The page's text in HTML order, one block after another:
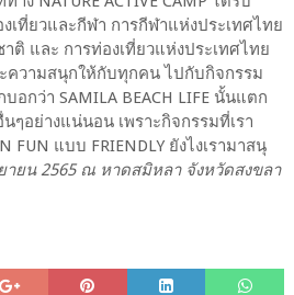
เที่ยวและกีฬา การกีฬาแห่งประเทศไทย
และ การท่องเที่ยวแห่งประเทศไทย
ะความสนุกให้กับทุกคน ไปกับกิจกรรม
บอกว่า SAMILA BEACH LIFE นั้นแตก
นๆอย่างแน่นอน เพราะกิจกรรมที่เรา
FUN แบบ FRIENDLY ยังไงเรามาสนุ
ายน 2565 ณ หาดสมิหลา จังหวัดสงขลา